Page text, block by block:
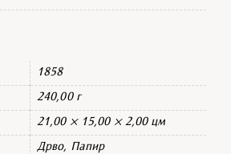
1858
240,00 г
21,00 × 15,00 × 2,00 цм
Дрво, Папир